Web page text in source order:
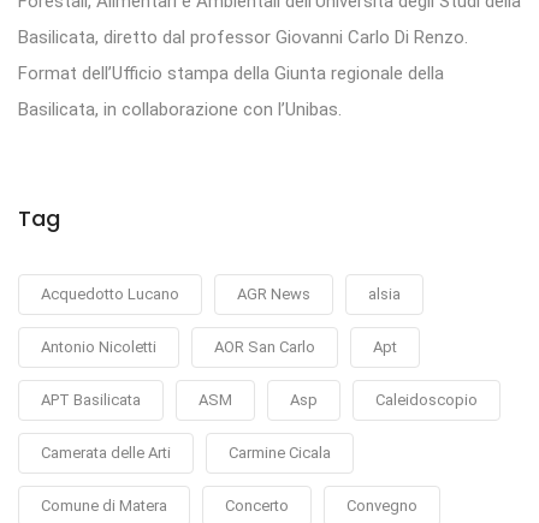
Basilicata, diretto dal professor Giovanni Carlo Di Renzo.
Format dell’Ufficio stampa della Giunta regionale della
Basilicata, in collaborazione con l’Unibas.
Tag
Acquedotto Lucano AGR News alsia
Antonio Nicoletti AOR San Carlo Apt
APT Basilicata ASM Asp Caleidoscopio
Camerata delle Arti Carmine Cicala
Comune di Matera Concerto Convegno